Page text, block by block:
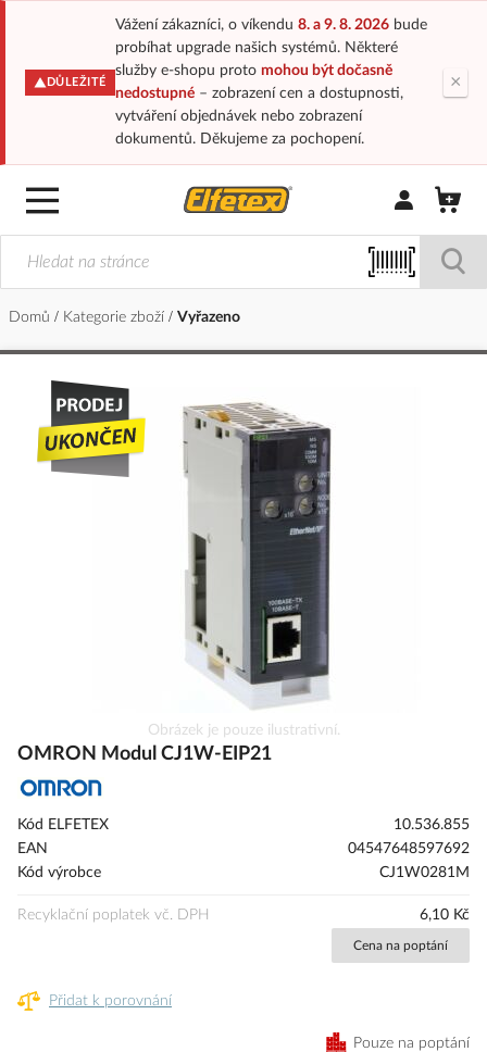
DŮLEŽITÉ
Vážení zákazníci, o víkendu 8. a 9. 8. 2026bude
probíhat upgrade našich systémů. Některé
služby e-shopu proto mohou být dočasně
nedostupné– zobrazení cen a dostupnosti,
vytváření objednávek nebo zobrazení
dokumentů. Děkujeme za pochopení.
×
Přihlásit/
Domů Kategorie zboží Vyřazeno
konec
galerie
na
galerie
s
Obrázek je pouze ilustrativní.
OMRON Modul CJ1W-EIP21
Kód ELFETEX
10.536.855
EAN
04547648597692
Kód výrobce
CJ1W0281M
Recyklační poplatek vč. DPH 6,10 Kč
Cena na poptání
Přidat k porovnání
Pouze na poptání